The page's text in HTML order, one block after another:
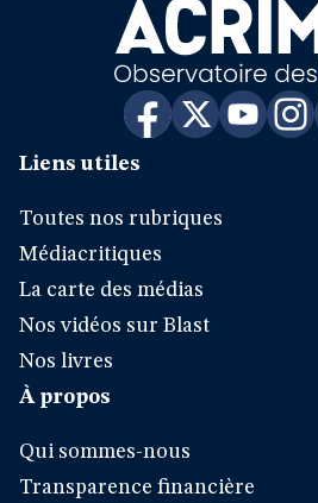
Liens utiles
Toutes nos rubriques
Médiacritiques
La carte des médias
Nos vidéos sur Blast
Nos livres
À propos
Qui sommes-nous
Transparence financière